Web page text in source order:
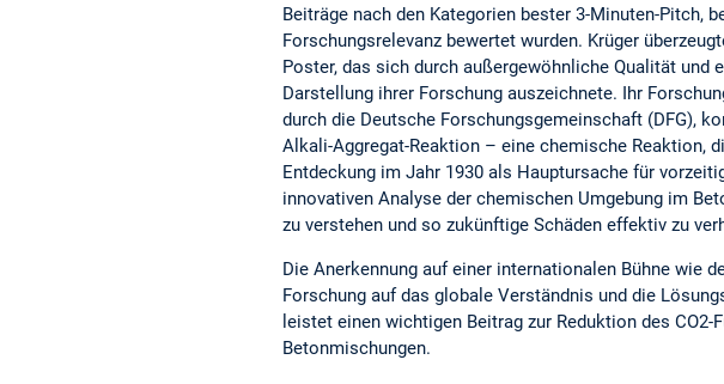
Beiträge nach den Kategorien bester 3-Minuten-Pitch,
Forschungsrelevanz bewertet wurden. Krüger
Poster, das sich durch außergewöhnliche Qualität und
Darstellung ihrer Forschung auszeichnete. Ihr
durch die Deutsche Forschungsgemeinschaft (DFG),
Alkali-Aggregat-Reaktion – eine chemische Reaktion,
Entdeckung im Jahr 1930 als Hauptursache für
innovativen Analyse der chemischen Umgebung im
zu verstehen und so zukünftige Schäden effektiv zu
Die Anerkennung auf einer internationalen Bühne wie
Forschung auf das globale Verständnis und die
leistet einen wichtigen Beitrag zur Reduktion des
Betonmischungen.